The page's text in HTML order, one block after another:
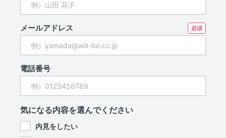
メールアドレス
電話番号
気になる内容を選んでください
内見をしたい